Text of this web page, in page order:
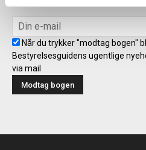
Når du trykker "modtag bogen"
Bestyrelsesguidens ugentlige
via mail